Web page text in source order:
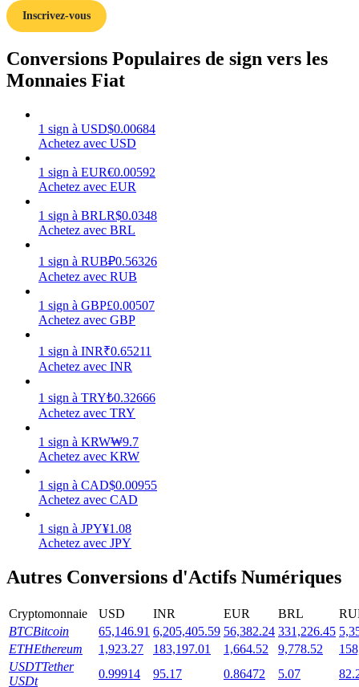
Gagner
Cochon de puissance
Jalonnement
Des rendements élevés et un accès instantané
Staking flexible pour gagner des jetons populaires
Inscrivez-vous
Conversions Populaires de sign vers les
Monnaies Fiat
1 sign à USD$0.00684
Achetez avec USD
1 sign à EUR€0.00592
Achetez avec EUR
1 sign à BRLR$0.0348
Achetez avec BRL
1 sign à RUB₽0.56326
Achetez avec RUB
1 sign à GBP£0.00507
Achetez avec GBP
1 sign à INR₹0.65211
Achetez avec INR
1 sign à TRY₺0.32666
Achetez avec TRY
1 sign à KRW₩9.7
Achetez avec KRW
1 sign à CAD$0.00955
Achetez avec CAD
1 sign à JPY¥1.08
Achetez avec JPY
Autres Conversions d'Actifs Numériques
Cryptomonnaie USD INR EUR BRL
BTCBitcoin 65,146.91 6,205,405.59 56,382.24 331,226.45
ETHEthereum 1,923.27 183,197.01 1,664.52 9,778.52
USDTTether
USDt
0.99914 95.17 0.86472 5.07